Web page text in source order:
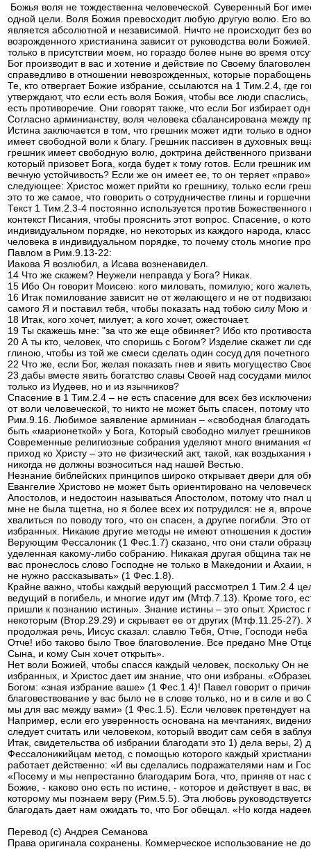
Божья воля не тождественна человеческой. Суверенный Бог
одной цели. Воля Божия превосходит любую другую волю. Его
является абсолютной и независимой. Ничто не происходит
возрожденного христианина зависит от руководства воли
только в присутствии моем, но гораздо более ныне во время
Бог производит в вас и хотение и действие по Своему
справедливо в отношении невозрожденных, которые
Те, кто отвергает Божие избрание, ссылаются на 1 Тим.2.4, где
утверждают, что если есть воля Божия, чтобы все люди
есть противоречие. Они говорят также, что если Бог избирает
Согласно арминианству, воля человека сбалансирована между
Истина заключается в том, что грешник может идти только в
имеет свободной воли к благу. Грешник пассивен в духовных
грешник имеет свободную волю, доктрина действенного
который призовет Бога, когда будет к тому готов. Если грешник
вечную устойчивость? Если же он имеет ее, то он теряет
следующее: Христос может прийти ко грешнику, только если
это то же самое, что говорить о сотрудничестве глины и
Текст 1 Тим.2.3-4 постоянно используется против
контекст Писания, чтобы прояснить этот вопрос. Спасение, о
индивидуальном порядке, но некоторых из каждого народа,
человека в индивидуальном порядке, то почему столь многие
Павлом в Рим.9.13-22:
Иакова Я возлюбил, а Исава возненавидел.
14 Что же скажем? Неужели неправда у Бога? Никак.
15 Ибо Он говорит Моисею: кого миловать, помилую; кого
16 Итак помилование зависит не от желающего и не от
самого Я и поставил тебя, чтобы показать над тобою силу Мою
18 Итак, кого хочет, милует; а кого хочет, ожесточает.
19 Ты скажешь мне: "за что же еще обвиняет? Ибо кто
20 А ты кто, человек, что споришь с Богом? Изделие скажет ли
глиною, чтобы из той же смеси сделать один сосуд для
22 Что же, если Бог, желая показать гнев и явить могущество
23 дабы вместе явить богатство славы Своей над сосудами
только из Иудеев, но и из язычников?
Спасение в 1 Тим.2.4 – не есть спасение для всех без
от воли человеческой, то никто не может быть спасен, потому
Рим.9.16. Любимое заявление арминиан – «свободная
быть «марионеткой» у Бога, Который свободно милует
Современные религиозные собрания уделяют много внимания
приход ко Христу – это не физический акт, такой, как
никогда не должны возноситься над нашей Вестью.
Незнание библейских принципов широко открывает двери для
Евангелие Христово не может быть ориентировано на
Апостолов, и недостоин называться Апостолом, потому что
мне не была тщетна, но я более всех их потрудился: не я,
хвалиться по поводу того, что он спасен, а другие погибли.
избранных. Никакие другие методы не имеют отношения к
Верующим Фессалоник (1 Фес.1.7) сказано, что они стали
уделенная какому-либо собранию. Никакая другая община так
вас пронеслось слово Господне не только в Македонии и
не нужно рассказывать» (1 Фес.1.8).
Крайне важно, чтобы каждый верующий рассмотрел 1 Тим.2.4
ведущий в погибель, и многие идут им (Мтф.7.13). Кроме того,
пришли к познанию истины». Знание истины – это опыт. Христос
некоторым (Втор.29.29) и скрывает ее от других (Мтф.11.25-27).
продолжая речь, Иисус сказал: славлю Тебя, Отче, Господи
Отче! ибо таково было Твое благоволение. Все предано Мне
Сына, и кому Сын хочет открыть».
Нет воли Божией, чтобы спасся каждый человек, поскольку Он
избранных, и Христос дает им знание, что они избраны.
Богом: «зная избрание ваше» (1 Фес.1.4)! Павел говорит о
благовествование у вас было не в слове только, но и в силе и
мы для вас между вами» (1 Фес.1.5). Если человек претендует
Например, если его уверенность основана на мечтаниях,
следует считать или человеком, который вводит сам себя в
Итак, свидетельства об избрании благодати это 1) дела веры,
Фессалоникийцам метод, с помощью которого каждый
работает действенно: «И вы сделались подражателями нам и
«Посему и мы непрестанно благодарим Бога, что, приняв от
Божие, - каково оно есть по истине, - которое и действует в
которому мы познаем веру (Рим.5.5). Эта любовь
благодать дает нам ожидать то, что Бог обещал. «Но когда
Перевод (с) Андрея Семанова
Права оригинала сохранены. Коммерческое использование не